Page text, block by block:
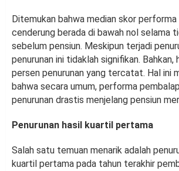
Ditemukan bahwa median skor
cenderung berada di bawah nol selama
sebelum pensiun. Meskipun terjadi
penurunan ini tidaklah signifikan. Bahkan,
persen penurunan yang tercatat. Hal ini
bahwa secara umum, performa
penurunan drastis menjelang pensiun
Penurunan hasil kuartil pertama
Salah satu temuan menarik adalah
kuartil pertama pada tahun terakhir